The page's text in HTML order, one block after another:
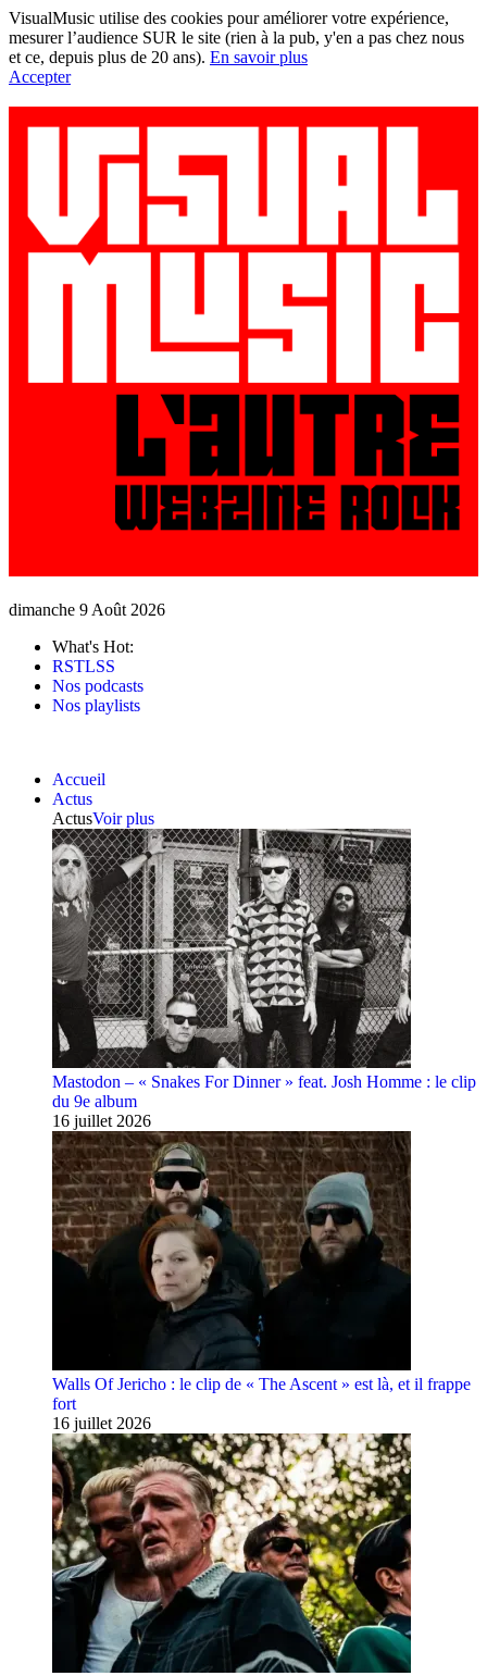
VisualMusic utilise des cookies pour améliorer votre expérience,
mesurer l’audience SUR le site (rien à la pub, y'en a pas chez nous
et ce, depuis plus de 20 ans). En savoir plus
Accepter
dimanche 9 Août 2026
What's Hot:
RSTLSS
Nos podcasts
Nos playlists
Accueil
Actus
ActusVoir plus
Mastodon – « Snakes For Dinner » feat. Josh Homme : le clip
du 9e album
16 juillet 2026
Walls Of Jericho : le clip de « The Ascent » est là, et il frappe
fort
16 juillet 2026